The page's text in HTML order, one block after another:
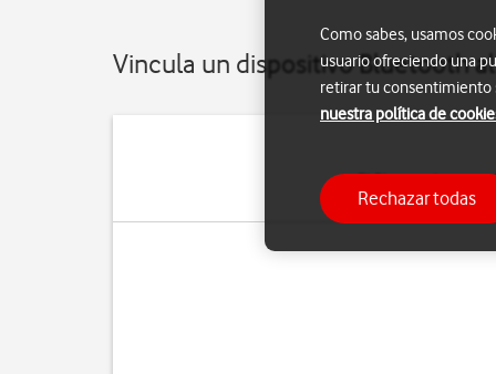
Vincula un dispositivo Bluetooth
El Bluetooth es
Como sabes, usamos
usuario ofreciendo una
retirar tu consentimiento
nuestra política de
Rechazar todas